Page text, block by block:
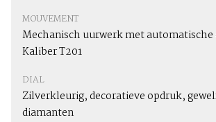
MOUVEMENT
Mechanisch uurwerk met
Kaliber T201
DIAL
Zilverkleurig, decoratieve opdruk,
diamanten